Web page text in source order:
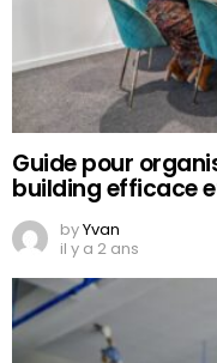
Guide pour
building efficace
byYvan
il y a 2 ans